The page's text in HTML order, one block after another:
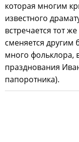
которая многим
известного
встречается тот
сменяется другим
много фольклора,
празднования
папоротника).